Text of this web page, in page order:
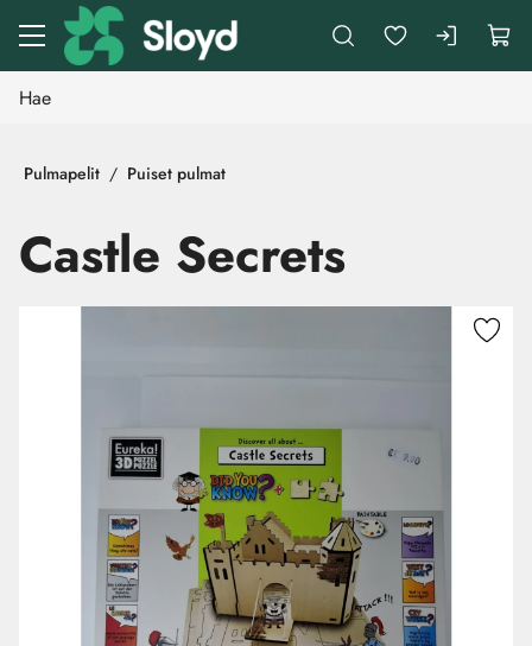
Siirry pääsisältöön
Pulmapelit Puiset pulmat
Castle Secrets
Ohita kuvat